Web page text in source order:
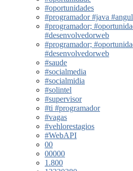
#oportunidades
#programador #java
#programador;
#desenvolvedorweb
#programador;
#desenvolvedorweb
#saude
#socialmedia
#socialmidia
#solintel
#supervisor
#ti #programador
#vagas
#vehlorestagios
#WebAPI
00
00000
1.800